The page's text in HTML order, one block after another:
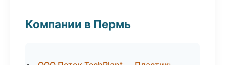
Компании в Пермь